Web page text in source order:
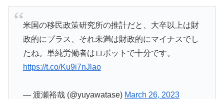
米国の移民政策研究所の推計だと、大卒以上は財
政的にプラス、それ未満は財政的にマイナスでし
たね。単純労働者はロボットで十分です。
https://t.co/Ku9i7nJlao
— 渡瀬裕哉 (@yuyawatase) March 26, 2023